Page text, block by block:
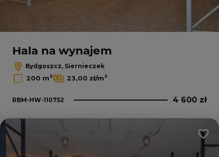
Hala na wynajem
Bydgoszcz, Siernieczek
200 m2 23,00 zł/m2
RBM-HW-110752 4 600 zł